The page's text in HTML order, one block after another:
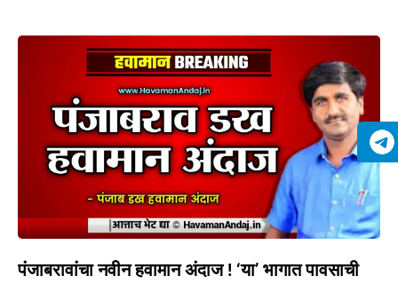
पंजाबरावांचा नवीन हवामान अंदाज ! ‘या’ भागात पावसाची